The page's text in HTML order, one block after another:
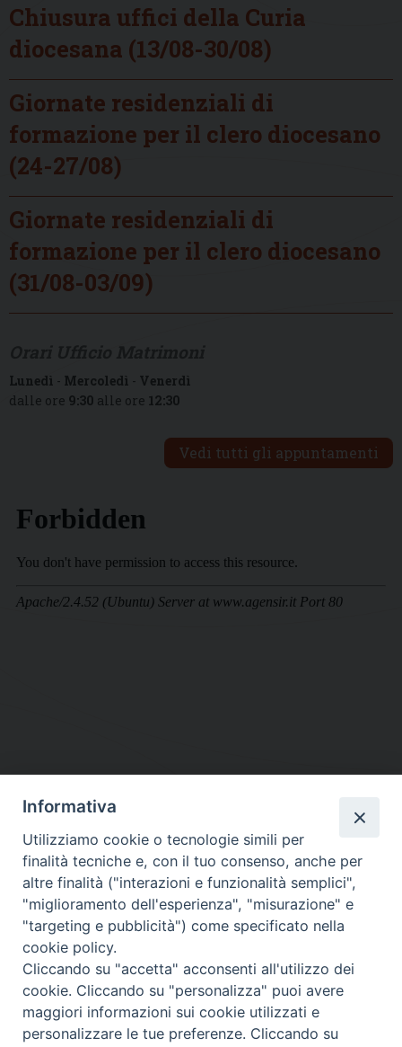
Chiusura uffici della Curia
diocesana (13/08-30/08)
Giornate residenziali di
formazione per il clero diocesano
(24-27/08)
Giornate residenziali di
formazione per il clero diocesano
(31/08-03/09)
Lunedì - Mercoledì - Venerdì
dalle ore 9:30 alle ore 12:30
Vedi tutti gli appuntamenti
DIOCESI SUBURBICARIA DI ALBANO
Contatti:Tel.: 06.93268401 - Fax.: 06.9323844
E-mail:curia@diocesidialbano.it
Orari: dal Lunedì al Venerdì Ore: 9:00 - 13:00
Lunedì, Mercoledì e Venerdì, Ore 9:30 - 12:30
Informativa
Utilizziamo cookie o tecnologie simili per
finalità tecniche e, con il tuo consenso, anche per
altre finalità ("interazioni e funzionalità semplici",
"miglioramento dell'esperienza", "misurazione" e
"targeting e pubblicità") come specificato nella
cookie policy.
Cliccando su "accetta" acconsenti all'utilizzo dei
cookie. Cliccando su "personalizza" puoi avere
maggiori informazioni sui cookie utilizzati e
personalizzare le tue preferenze. Cliccando su